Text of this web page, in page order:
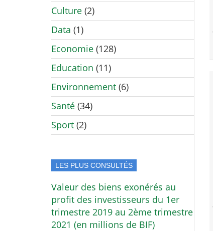
Culture (2)
Data (1)
Economie (128)
Education (11)
Environnement (6)
Santé (34)
Sport (2)
LES PLUS CONSULTÉS
Valeur des biens exonérés au
profit des investisseurs du 1er
trimestre 2019 au 2ème trimestre
2021 (en millions de BIF)